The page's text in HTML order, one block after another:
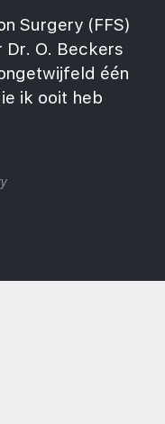
Surgery (FFS)
O. Beckers
één
ik ooit heb